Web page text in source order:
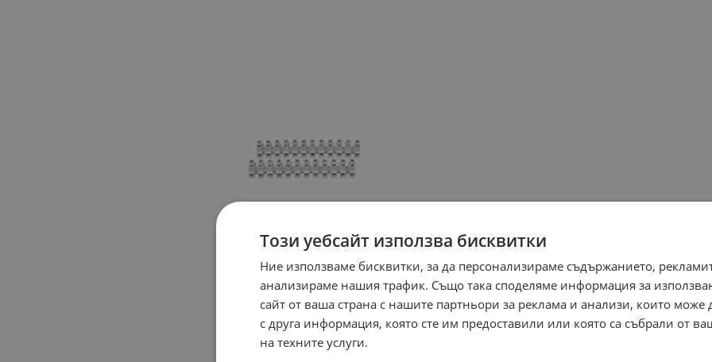
Този уебсайт използва бисквитки
Ние използваме бисквитки, за да персонализираме съдържанието,
анализираме нашия трафик. Също така споделяме информация за
сайт от ваша страна с нашите партньори за реклама и анализи, които може
с друга информация, която сте им предоставили или която са събрали от
на техните услуги.